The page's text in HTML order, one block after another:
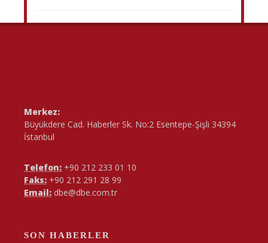
Merkez:
Büyükdere Cad. Haberler Sk. No:2 Esentepe-Şişli 34394
İstanbul
Telefon: +90 212 233 01 10
Faks: +90 212 291 28 99
Email: dbe@dbe.com.tr
SON HABERLER